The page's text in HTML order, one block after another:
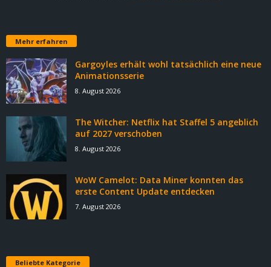
Mehr erfahren
Gargoyles erhält wohl tatsächlich eine neue
Animationsserie
8. August 2026
The Witcher: Netflix hat Staffel 5 angeblich
auf 2027 verschoben
8. August 2026
WoW Camelot: Data Miner konnten das
erste Content Update entdecken
7. August 2026
Beliebte Kategorie